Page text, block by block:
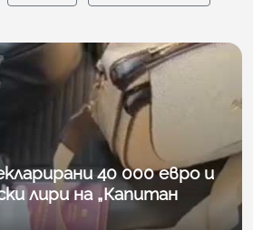
40 000 евро и
лири на „Капитан